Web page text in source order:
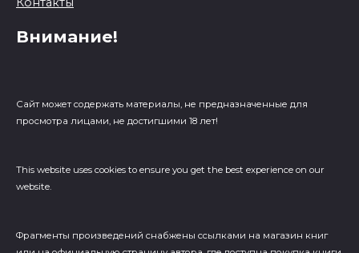
Внимание!
Сайт может содержать материалы, не предназначенные для
просмотра лицами, не достигшими 18 лет!
This website uses cookies to ensure you get the best experience on our
website.
Фрагменты произведений cнабжены ссылками на магазин книг